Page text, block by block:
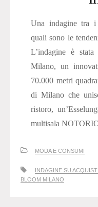
Una indagine tra i
quali sono le
L’indagine è
Milano, un
70.000 metri
di Milano che
ristoro,
multisala
MODA E CONSUMI
INDAGINE SU ACQUISTI
BLOOM MILANO